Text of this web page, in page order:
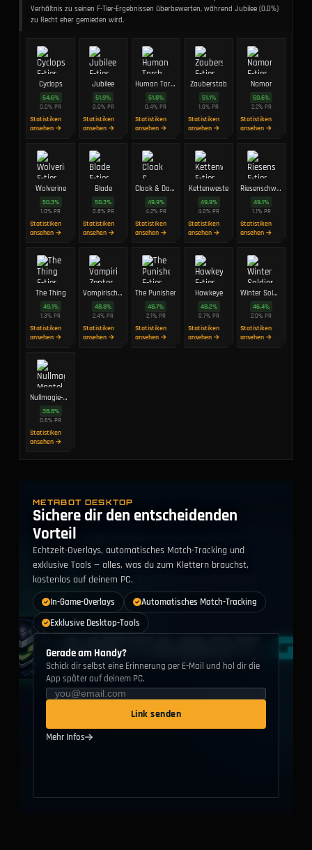
Verhältnis zu seinen F-Tier-Ergebnissen überbewerten, während Jubilee (0.0%)
zu Recht eher gemieden wird.
Cyclops
54.6%
0.0%PR
Statistiken
ansehen →
Jubilee
51.9%
0.0% PR
Statistiken
ansehen →
Human Torch
51.8%
0.4%PR
Statistiken
ansehen →
Zauberstab
51.1%
1.0%PR
Statistiken
ansehen →
Namor
50.6%
2.2% PR
Statistiken
ansehen →
Wolverine
50.3%
1.0%PR
Statistiken
ansehen →
Blade
50.3%
0.8% PR
Statistiken
ansehen →
Cloak & Dagger
49.9%
4.2% PR
Statistiken
ansehen →
Kettenweste
49.9%
4.0%PR
Statistiken
ansehen →
Riesenschwert
49.1%
1.1% PR
Statistiken
ansehen →
The Thing
49.1%
1.3%PR
Statistiken
ansehen →
Vampirisches Zepter
48.8%
2.4%PR
Statistiken
ansehen →
The Punisher
48.7%
2.1% PR
Statistiken
ansehen →
Hawkeye
48.2%
0.7% PR
Statistiken
ansehen →
Winter Soldier
46.4%
2.0%PR
Statistiken
ansehen →
Nullmagie-Mantel
38.8%
0.6%PR
Statistiken
ansehen →
METABOT DESKTOP
Sichere dir den entscheidenden
Vorteil
Echtzeit-Overlays, automatisches Match-Tracking und
exklusive Tools — alles, was du zum Klettern brauchst,
kostenlos auf deinem PC.
In-Game-Overlays
Automatisches Match-Tracking
Exklusive Desktop-Tools
Gerade am Handy?
Schick dir selbst eine Erinnerung per E-Mail und hol dir die
App später auf deinem PC.
Link senden
Mehr Infos